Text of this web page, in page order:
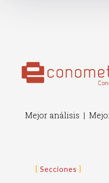
Mejor análisis |
Secciones